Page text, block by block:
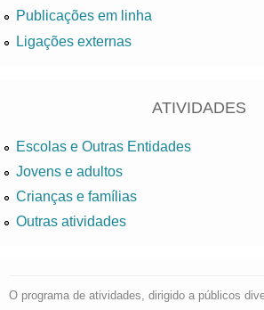
Publicações em linha
Ligações externas
ATIVIDADES
Escolas e Outras Entidades
Jovens e adultos
Crianças e famílias
Outras atividades
O programa de atividades, dirigido a públicos